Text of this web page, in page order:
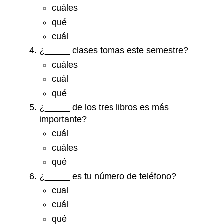
cuáles
qué
cuál
¿_____ clases tomas este semestre?
cuáles
cuál
qué
¿_____ de los tres libros es más
importante?
cuál
cuáles
qué
¿_____ es tu número de teléfono?
cual
cuál
qué